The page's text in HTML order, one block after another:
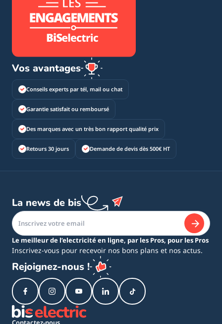
Vos avantages
Conseils experts par tél, mail ou chat
Garantie satisfait ou remboursé
Des marques avec un très bon rapport qualité prix
Retours 30 jours Demande de devis dès 500€ HT
La news de bis
Le meilleur de l’electricité en ligne, par les Pros, pour les Pros
Inscrivez-vous pour recevoir nos bons plans et nos actus.
Rejoignez-nous !